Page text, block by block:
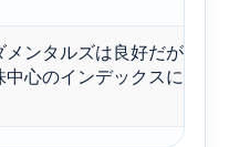
メンタルズは良好だが投
中心のインデックスによく